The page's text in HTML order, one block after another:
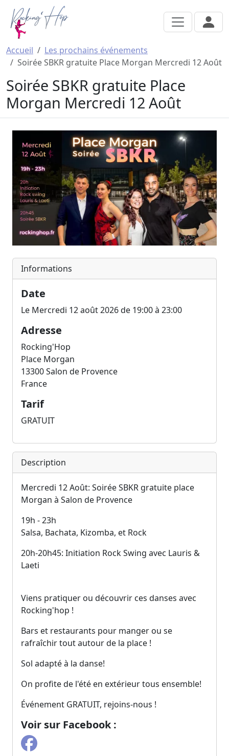
Aller au contenu principal
Accueil
Les prochains événements
Soirée SBKR gratuite Place Morgan Mercredi 12 Août
Soirée SBKR gratuite Place
Morgan Mercredi 12 Août
Informations
Date
Le Mercredi 12 août 2026 de 19:00 à 23:00
Adresse
Rocking'Hop
Place Morgan
13300Salon de Provence
France
Tarif
GRATUIT
Description
Mercredi 12 Août: Soirée SBKR gratuite place
Morgan à Salon de Provence
19h - 23h
Salsa, Bachata, Kizomba, et Rock
20h-20h45: Initiation Rock Swing avec Lauris &
Laeti
Viens pratiquer ou découvrir ces danses avec
Rocking'hop !
Bars et restaurants pour manger ou se
rafraîchir tout autour de la place !
Sol adapté à la danse!
On profite de l'été en extérieur tous ensemble!
Événement GRATUIT, rejoins-nous !
Voir sur Facebook :